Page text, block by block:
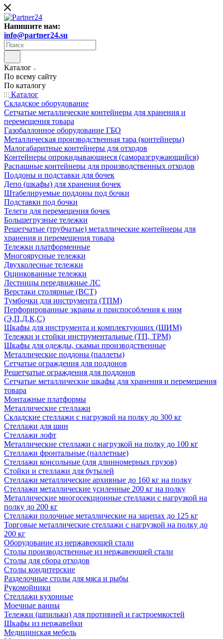
Напишите нам:
info@partner24.su
Каталог
По всему сайту
По каталогу
Каталог
Складское оборудование
Сетчатые металлические контейнеры для хранения и
перемещения товара
Газобаллонное оборудование ГБО
Металлическая производственная тара (контейнеры)
Малогабаритные контейнеры для отходов
Контейнеры опрокидывающиеся (саморазгружающийся)
Распашные контейнеры для производственных отходов
Поддоны и подставки для бочек
Депо (шкафы) для хранения бочек
Штабелируемые поддоны под бочки
Подставки под бочки
Телеги для перемещения бочек
Большегрузные тележки
Решетчатые (трубчатые) металлические контейнеры для
хранения и перемещения товара
Тележки платформенные
Многоярусные тележки
Двухколесные тележки
Оцинкованные тележки
Лестницы передвижные ЛС
Верстаки столярные (ВСТ)
Тумбочки для инструмента (ТПМ)
Перфорированные экраны и приспособления к ним
(Э,П,Д,К,С)
Шкафы для инструмента и комплектующих (ШИМ)
Тележки и стойки инструментальные (ТП, ТРМ)
Шкафы для одежды, скамьи производственные
Металлические поддоны (паллеты)
Сетчатые ограждения для поддонов
Решетчатые ограждения для поддонов
Сетчатые металлические шкафы для хранения и перемещения
товара
Монтажные платформы
Металлические стеллажи
Складские стеллажи с нагрузкой на полку до 300 кг
Стеллажи для шин
Стеллажи лофт
Металлические стеллажи с нагрузкой на полку до 100 кг
Стеллажи фронтальные (паллетные)
Стеллажи консольные (для длинномерных грузов)
Стойки и стеллажи для бутылей
Стеллажи металлические архивные до 160 кг на полку
Стеллажи металлические усиленные 200 кг на полку
Металлические многосекционные стеллажи с нагрузкой на
полку до 200 кг
Стеллажи полочные металлические на зацепах до 125 кг
Торговые металлические стеллажи с нагрузкой на полку до
200 кг
Оборудование из нержавеющей стали
Столы производственные из нержавеющей стали
Столы для сбора отходов
Столы кондитерские
Разделочные столы для мяса и рыбы
Рукомойники
Стеллажи кухонные
Моечные ванны
Тележки (шпильки) для противней и гастроемкостей
Шкафы из нержавейки
Медицинская мебель